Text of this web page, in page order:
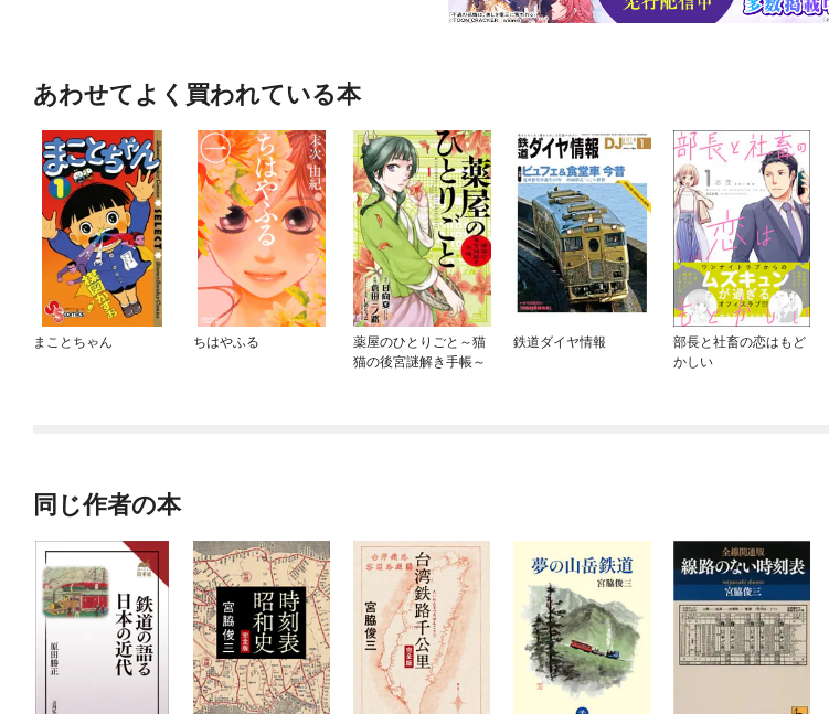
あわせてよく買われている本
まことちゃん ちはやふる
薬屋のひとりごと～猫
猫の後宮謎解き手帳～
鉄道ダイヤ情報
部長と社畜の恋はもど
かしい
同じ作者の本